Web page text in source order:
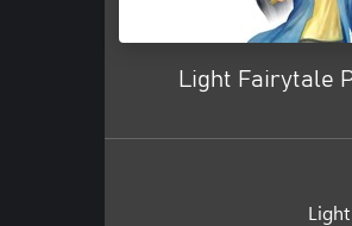
Light Fairytale